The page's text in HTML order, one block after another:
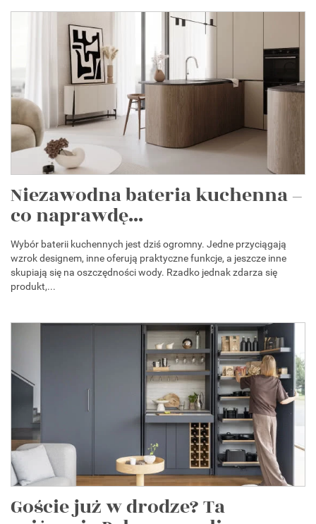
Niezawodna bateria kuchenna –
co naprawdę...
Wybór baterii kuchennych jest dziś ogromny. Jedne przyciągają
wzrok designem, inne oferują praktyczne funkcje, a jeszcze inne
skupiają się na oszczędności wody. Rzadko jednak zdarza się
produkt,...
Goście już w drodze? Ta